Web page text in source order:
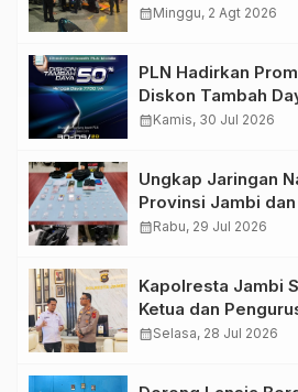
Kendaraan
calendar_monthMinggu, 2 Agt 2026
PLN Hadirkan
Diskon Tambah
GIIAS 2026
calendar_monthKamis, 30 Jul 2026
Ungkap Jaringan
Provinsi Jambi
Amankan
calendar_monthRabu, 29 Jul 2026
Kapolresta Jambi
Ketua dan
Perkuat Sinergi
calendar_monthSelasa, 28 Jul 2026